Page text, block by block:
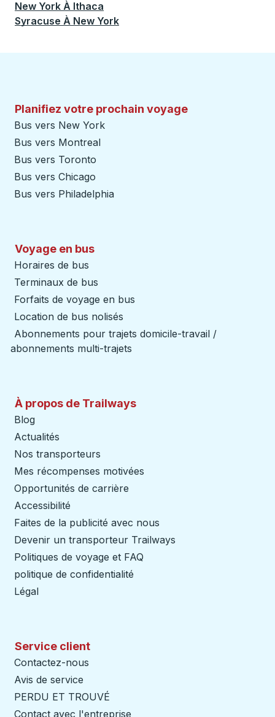
New York À Ithaca
Syracuse À New York
Planifiez votre prochain voyage
Bus vers New York
Bus vers Montreal
Bus vers Toronto
Bus vers Chicago
Bus vers Philadelphia
Voyage en bus
Horaires de bus
Terminaux de bus
Forfaits de voyage en bus
Location de bus nolisés
Abonnements pour trajets domicile-travail /
abonnements multi-trajets
À propos de Trailways
Blog
Actualités
Nos transporteurs
Mes récompenses motivées
Opportunités de carrière
Accessibilité
Faites de la publicité avec nous
Devenir un transporteur Trailways
Politiques de voyage et FAQ
politique de confidentialité
Légal
Service client
Contactez-nous
Avis de service
PERDU ET TROUVÉ
Contact avec l'entreprise